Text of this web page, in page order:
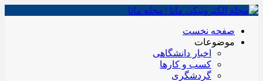
صفحه نخست
موضوعات
اخبار دانشگاهی
کسب و کارها
گردشگری